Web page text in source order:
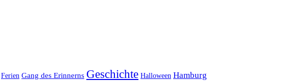
Ferien Gang des Erinnerns Geschichte Halloween Hamburg